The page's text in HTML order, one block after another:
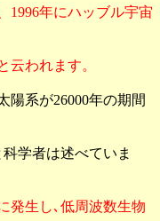
1996年にハッブル宇宙
云われます。
陽系が26000年の期間
学者は述べていま
発生し､低周波数生物